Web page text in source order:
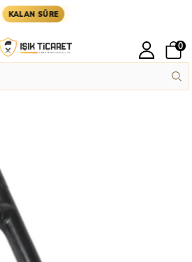
KALAN SÜRE KARGOYA YETİŞMESİ İÇİN
0